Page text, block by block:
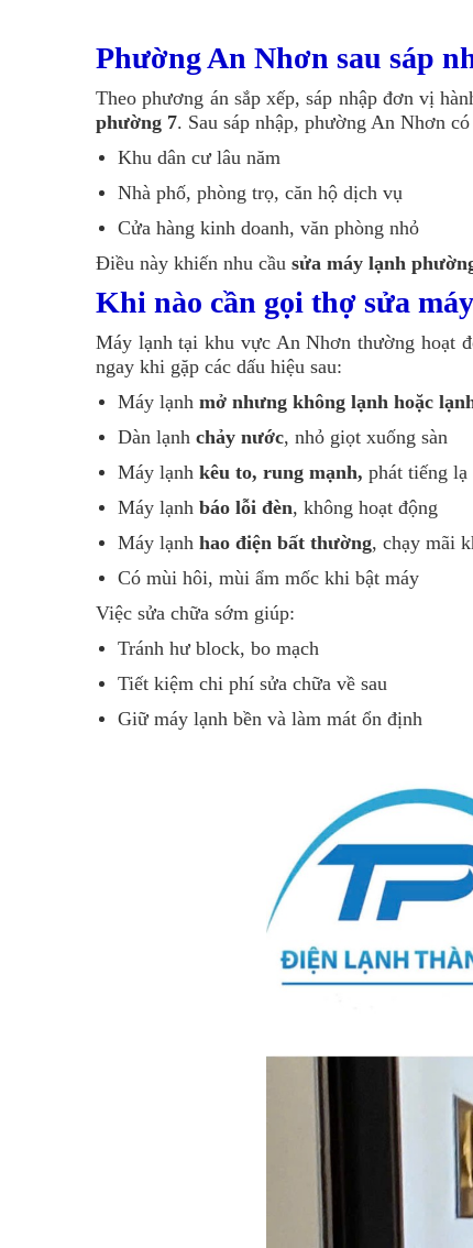
Phường An Nhơn sau sáp
Theo phương án sắp xếp, sáp nhập đơn vị
phường 7. Sau sáp nhập, phường An Nhơn
Khu dân cư lâu năm
Nhà phố, phòng trọ, căn hộ dịch vụ
Cửa hàng kinh doanh, văn phòng nhỏ
Điều này khiến nhu cầu sửa máy lạnh
Khi nào cần gọi thợ sửa
Máy lạnh tại khu vực An Nhơn thường hoạt
ngay khi gặp các dấu hiệu sau:
Máy lạnh mở nhưng không lạnh hoặc
Dàn lạnh chảy nước, nhỏ giọt xuống sàn
Máy lạnh kêu to, rung mạnh, phát tiếng lạ
Máy lạnh báo lỗi đèn, không hoạt động
Máy lạnh hao điện bất thường, chạy mãi
Có mùi hôi, mùi ẩm mốc khi bật máy
Việc sửa chữa sớm giúp:
Tránh hư block, bo mạch
Tiết kiệm chi phí sửa chữa về sau
Giữ máy lạnh bền và làm mát ổn định